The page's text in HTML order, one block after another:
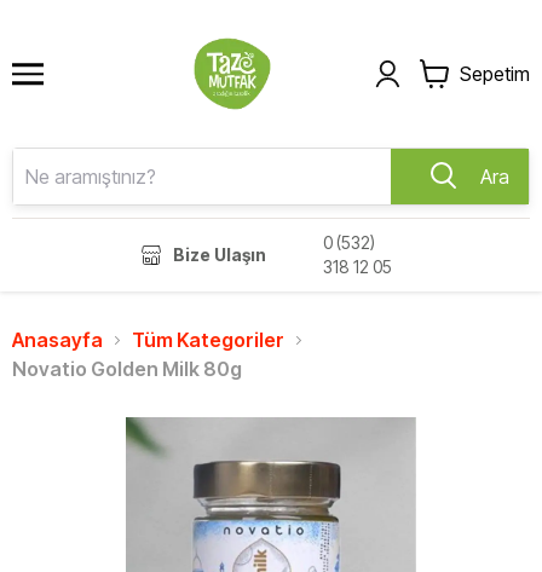
Sepetim
Ara
Bize Ulaşın
0 (532)
318 12 05
Anasayfa
Tüm Kategoriler
Novatio Golden Milk 80g